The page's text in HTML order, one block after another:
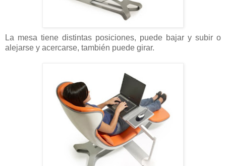
La mesa tiene distintas posiciones, puede bajar y subir o
alejarse y acercarse, también puede girar.